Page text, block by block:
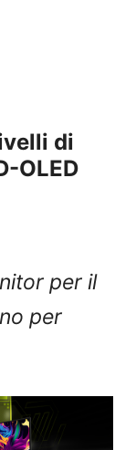
di
OLED
per il
per